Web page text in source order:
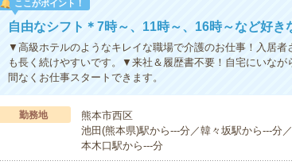
ここがポイント！
自由なシフト＊7時～、11時～、16時～など好き
▼高級ホテルのようなキレイな職場で介護のお仕事！入居
も長く続けやすいです。▼来社＆履歴書不要！自宅にいな
間なくお仕事スタートできます。
勤務地
熊本市西区
池田(熊本県)駅から---分／韓々坂駅から---分
本木口駅から---分